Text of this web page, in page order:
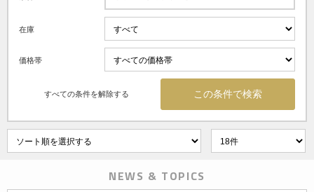
在庫
価格帯
すべての条件を解除する
NEWS & TOPICS